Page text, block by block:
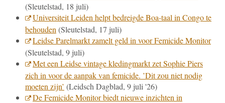
(Sleutelstad, 18 juli)
Universiteit Leiden helpt bedreigde Boa-taal in Congo te
behouden (Sleutelstad, 17 juli)
Leidse Parelmarkt zamelt geld in voor Femicide Monitor
(Sleutelstad, 9 juli)
Met een Leidse vintage kledingmarkt zet Sophie Piers
zich in voor de aanpak van femicide. ’Dit zou niet nodig
moeten zijn’ (Leidsch Dagblad, 9 juli '26)
De Femicide Monitor biedt nieuwe inzichten in